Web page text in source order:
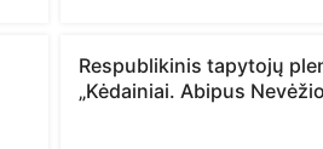
Respublikinis tapytojų
„Kėdainiai. Abipus